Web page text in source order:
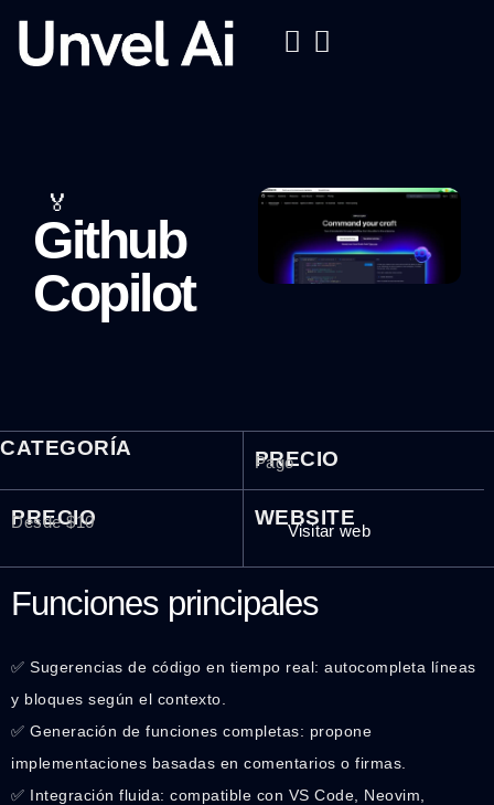
🏅
Github
Copilot
CATEGORÍA PRECIO
Pago
PRECIO
Desde $10 WEBSITE
Visitar web
Funciones principales
✅ Sugerencias de código en tiempo real: autocompleta líneas
y bloques según el contexto.
✅ Generación de funciones completas: propone
implementaciones basadas en comentarios o firmas.
✅ Integración fluida: compatible con VS Code, Neovim,